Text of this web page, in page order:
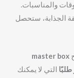
والمناسبات.
الجذابة، ستحصل
master box
طلبًا التي لا يمكنك